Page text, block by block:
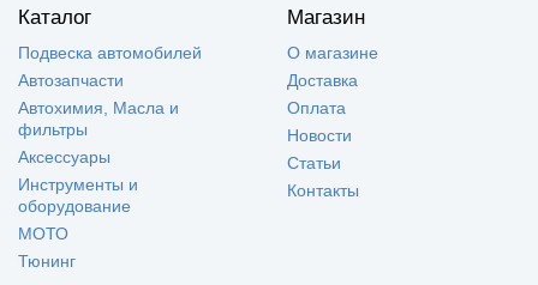
Каталог
Подвеска автомобилей
Автозапчасти
Автохимия, Масла и
фильтры
Аксессуары
Инструменты и
оборудование
МОТО
Тюнинг
Магазин
О магазине
Доставка
Оплата
Новости
Статьи
Контакты